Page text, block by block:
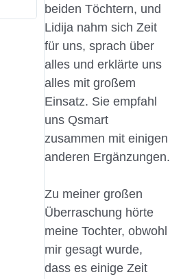
beiden Töchtern, und
Lidija nahm sich Zeit
für uns, sprach über
alles und erklärte uns
alles mit großem
Einsatz. Sie empfahl
uns Qsmart
zusammen mit einigen
anderen Ergänzungen.
Zu meiner großen
Überraschung hörte
meine Tochter, obwohl
mir gesagt wurde,
dass es einige Zeit